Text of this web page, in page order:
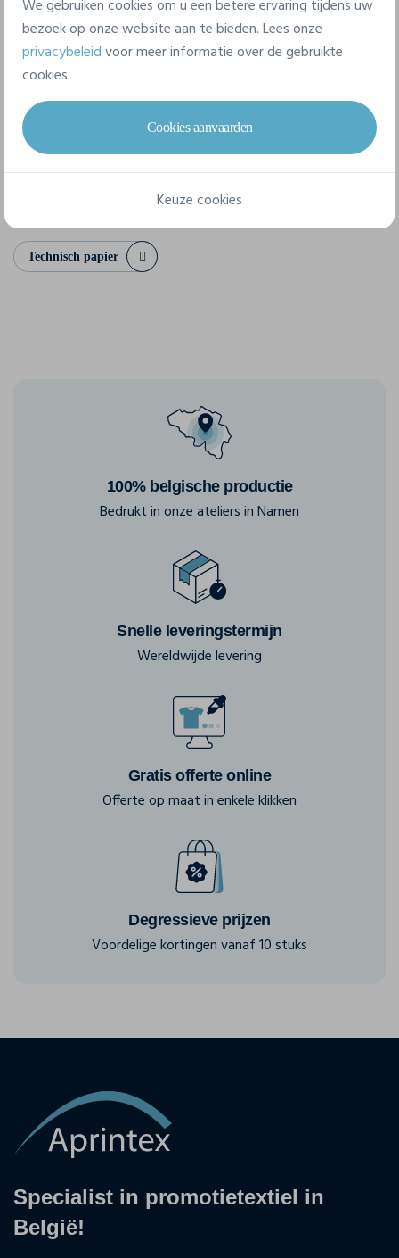
100% coton
8 beschikbare maten
Technisch papier
100% belgische productie
Bedrukt in onze ateliers in Namen
Snelle leveringstermijn
Wereldwijde levering
Gratis offerte online
Offerte op maat in enkele klikken
Degressieve prijzen
Voordelige kortingen vanaf 10 stuks
Specialist in promotietextiel in
België!
We gebruiken cookies om u een betere ervaring tijdens uw
bezoek op onze website aan te bieden. Lees onze
privacybeleidvoor meer informatie over de gebruikte
cookies.
Cookies aanvaarden
Keuze cookies